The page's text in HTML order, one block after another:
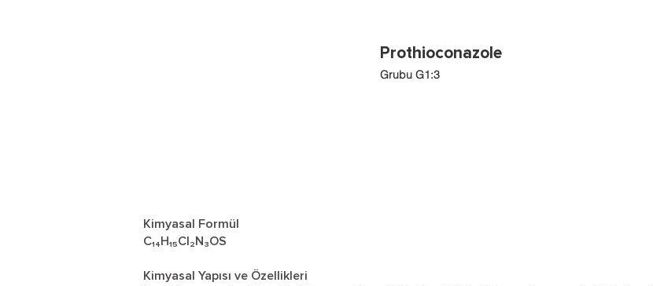
Prothioconazole
Grubu G1:3
Kimyasal Formül
C₁₄H₁₅Cl₂N₃OS
Kimyasal Yapısı ve Özellikleri